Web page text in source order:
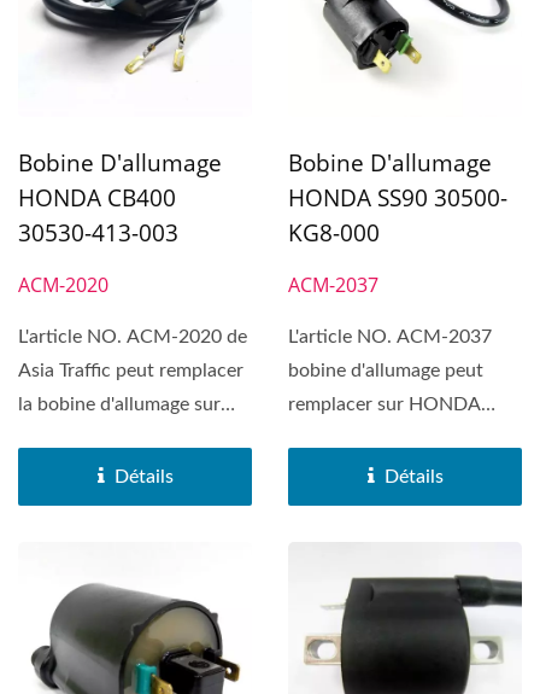
Bobine D'allumage
HONDA CB400
30530-413-003
ACM-2020
L'article NO. ACM-2020 de
Asia Traffic peut remplacer
la bobine d'allumage sur
Détails
Bobine D'allumage
HONDA SS90 30500-
KG8-000
ACM-2037
L'article NO. ACM-2037
bobine d'allumage peut
remplacer sur HONDA
Détails